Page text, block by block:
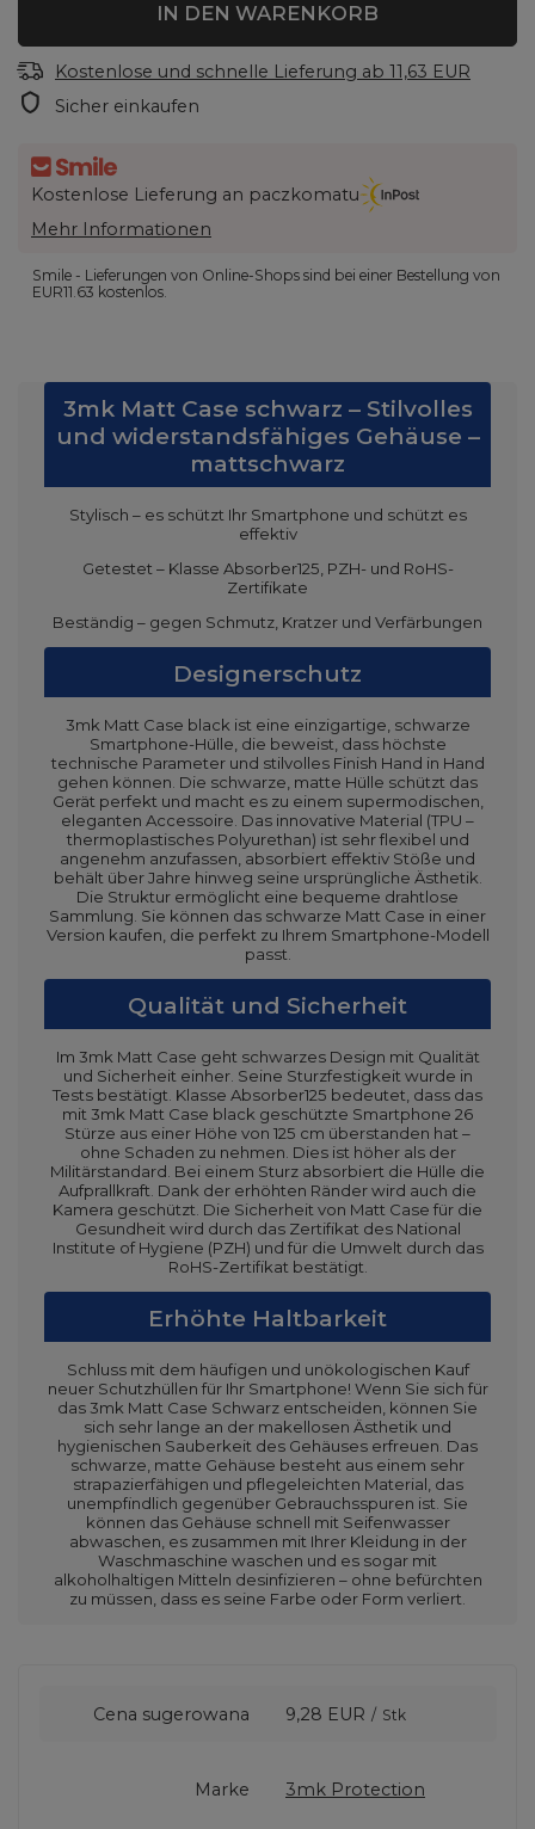
IN DEN WARENKORB
Kostenlose und schnelle Lieferung ab 11,63 EUR
Sicher einkaufen
Kostenlose Lieferung an paczkomatu
Mehr Informationen
Smile - Lieferungen von Online-Shops sind bei einer Bestellung von
EUR11.63 kostenlos.
3mk Matt Case schwarz – Stilvolles
und widerstandsfähiges Gehäuse –
mattschwarz
Stylisch – es schützt Ihr Smartphone und schützt es
effektiv
Getestet – Klasse Absorber125, PZH- und RoHS-
Zertifikate
Beständig – gegen Schmutz, Kratzer und Verfärbungen
Designerschutz
3mk Matt Case black ist eine einzigartige, schwarze
Smartphone-Hülle, die beweist, dass höchste
technische Parameter und stilvolles Finish Hand in Hand
gehen können. Die schwarze, matte Hülle schützt das
Gerät perfekt und macht es zu einem supermodischen,
eleganten Accessoire. Das innovative Material (TPU –
thermoplastisches Polyurethan) ist sehr flexibel und
angenehm anzufassen, absorbiert effektiv Stöße und
behält über Jahre hinweg seine ursprüngliche Ästhetik.
Die Struktur ermöglicht eine bequeme drahtlose
Sammlung. Sie können das schwarze Matt Case in einer
Version kaufen, die perfekt zu Ihrem Smartphone-Modell
passt.
Qualität und Sicherheit
Im 3mk Matt Case geht schwarzes Design mit Qualität
und Sicherheit einher. Seine Sturzfestigkeit wurde in
Tests bestätigt. Klasse Absorber125 bedeutet, dass das
mit 3mk Matt Case black geschützte Smartphone 26
Stürze aus einer Höhe von 125 cm überstanden hat –
ohne Schaden zu nehmen. Dies ist höher als der
Militärstandard. Bei einem Sturz absorbiert die Hülle die
Aufprallkraft. Dank der erhöhten Ränder wird auch die
Kamera geschützt. Die Sicherheit von Matt Case für die
Gesundheit wird durch das Zertifikat des National
Institute of Hygiene (PZH) und für die Umwelt durch das
RoHS-Zertifikat bestätigt.
Erhöhte Haltbarkeit
Schluss mit dem häufigen und unökologischen Kauf
neuer Schutzhüllen für Ihr Smartphone! Wenn Sie sich für
das 3mk Matt Case Schwarz entscheiden, können Sie
sich sehr lange an der makellosen Ästhetik und
hygienischen Sauberkeit des Gehäuses erfreuen. Das
schwarze, matte Gehäuse besteht aus einem sehr
strapazierfähigen und pflegeleichten Material, das
unempfindlich gegenüber Gebrauchsspuren ist. Sie
können das Gehäuse schnell mit Seifenwasser
abwaschen, es zusammen mit Ihrer Kleidung in der
Waschmaschine waschen und es sogar mit
alkoholhaltigen Mitteln desinfizieren – ohne befürchten
zu müssen, dass es seine Farbe oder Form verliert.
Cena sugerowana 9,28 EUR / Stk
Marke 3mk Protection